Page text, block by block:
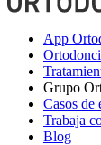
App
Grupo
Casos de
Trabaja
Blog